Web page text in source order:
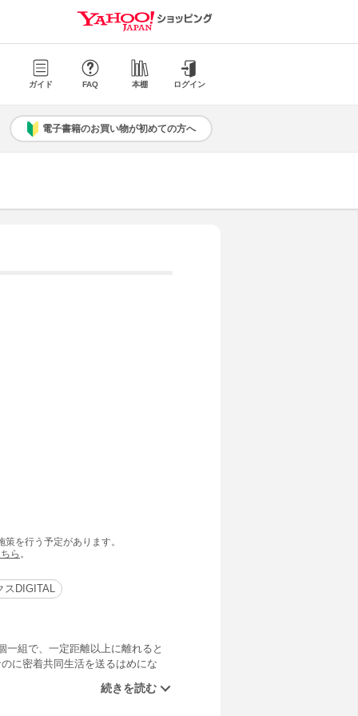
ガイド FAQ 本棚 ログイン
電子書籍のお買い物が初めての方へ
を行う予定があります。
ら 。
DIGITAL
一組で、一定距離以上に離れると
に密着共同生活を送るはめにな